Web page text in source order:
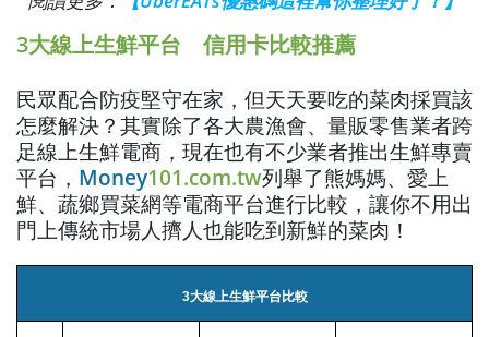
3大線上生鮮平台 信用卡比較推薦
民眾配合防疫堅守在家，但天天要吃的菜肉採買該
怎麼解決？其實除了各大農漁會、量販零售業者跨
足線上生鮮電商，現在也有不少業者推出生鮮專賣
平台， Money101.com.tw列舉了熊媽媽、愛上
鮮、蔬鄉買菜網等電商平台進行比較，讓你不用出
門上傳統市場人擠人也能吃到新鮮的菜肉！
3大線上生鮮平台比較